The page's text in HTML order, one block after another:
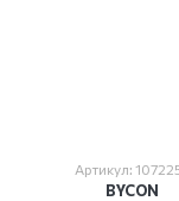
Артикул:
BYCON